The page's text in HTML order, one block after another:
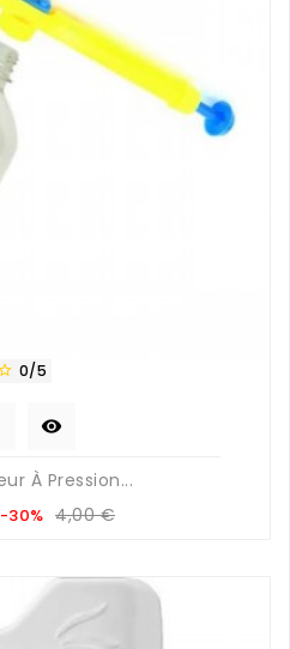
0/5

À Pression...
Prix
Prix
-30% 4,00 €